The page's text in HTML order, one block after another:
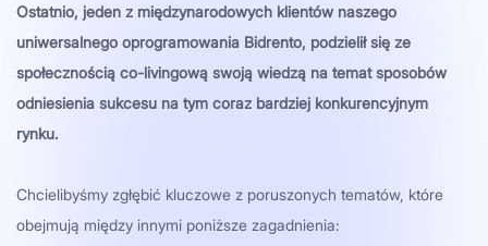
Ostatnio, jeden z międzynarodowych klientów naszego
uniwersalnego oprogramowania Bidrento, podzielił się ze
społecznością co-livingową swoją wiedzą na temat sposobów
odniesienia sukcesu na tym coraz bardziej konkurencyjnym
rynku.
Chcielibyśmy zgłębić kluczowe z poruszonych tematów, które
obejmują między innymi poniższe zagadnienia: